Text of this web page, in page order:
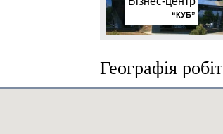
“КУБ”
Географія робіт